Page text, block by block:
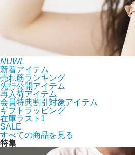
NUWL
新着アイテム
売れ筋ランキング
先行公開アイテム
再入荷アイテム
会員特典割引対象アイテム
ギフトラッピング
在庫ラスト1
SALE
すべての商品を見る
特集